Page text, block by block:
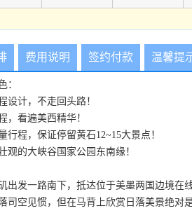
费用说明 签约付款 温馨提
：
设计，不走回头路！
，看遍美西精华！
行程，保证停留黄石12~15大景点！
观的大峡谷国家公园东南缘！
出发一路南下，抵达位于美墨两国边境在
司空见惯，但在马背上欣赏日落美景绝